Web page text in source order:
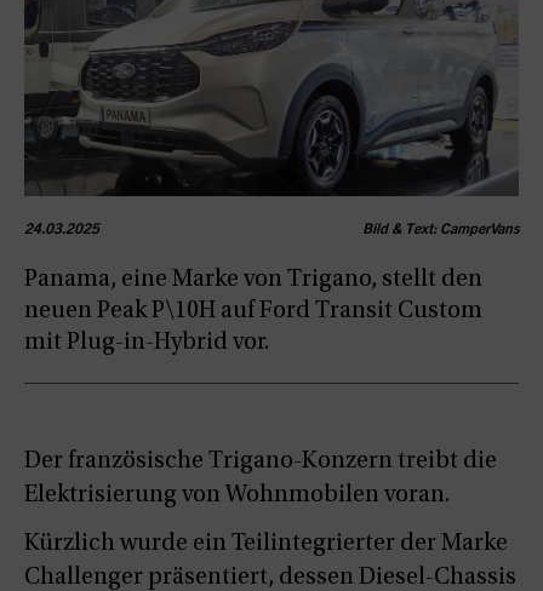
24.03.2025 Bild & Text: CamperVans
Panama, eine Marke von Trigano, stellt den
neuen Peak P\10H auf Ford Transit Custom
mit Plug-in-Hybrid vor.
Der französische Trigano-Konzern treibt die
Elektrisierung von Wohnmobilen voran.
Kürzlich wurde ein Teilintegrierter der Marke
Challenger präsentiert, dessen Diesel-Chassis